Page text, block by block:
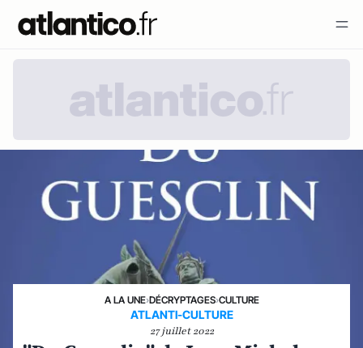
A LA UNE›DÉCRYPTAGES›CULTURE
ATLANTI-CULTURE
27 juillet 2022